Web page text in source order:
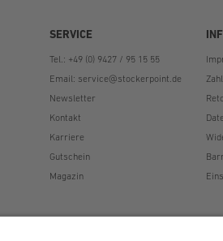
SERVICE
Tel.: +49 (0) 9427 / 95 15 55
Email: service@stockerpoint.de
Newsletter
Kontakt
Karriere
Gutschein
Magazin